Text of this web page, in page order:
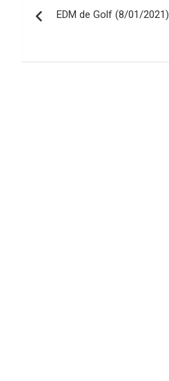
de
entradas
EDM de Golf (8/01/2021)